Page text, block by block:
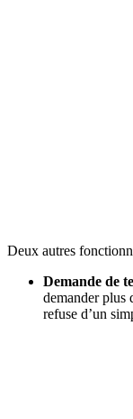
Deux autres
Demande de
demander plus
refuse d’un